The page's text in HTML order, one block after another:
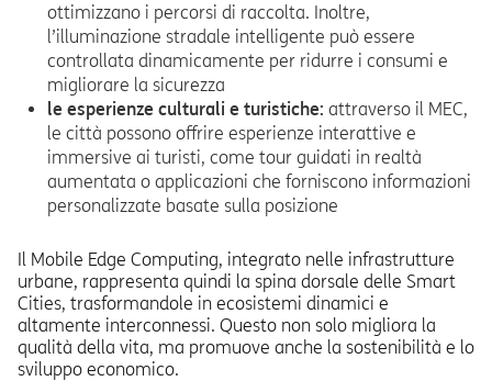
ottimizzano i percorsi di raccolta. Inoltre,
l’illuminazione stradale intelligente può essere
controllata dinamicamente per ridurre i consumi e
migliorare la sicurezza
le esperienze culturali e turistiche: attraverso il MEC,
le città possono offrire esperienze interattive e
immersive ai turisti, come tour guidati in realtà
aumentata o applicazioni che forniscono informazioni
personalizzate basate sulla posizione
Il Mobile Edge Computing, integrato nelle infrastrutture
urbane, rappresenta quindi la spina dorsale delle Smart
Cities, trasformandole in ecosistemi dinamici e
altamente interconnessi. Questo non solo migliora la
qualità della vita, ma promuove anche la sostenibilità e lo
sviluppo economico.